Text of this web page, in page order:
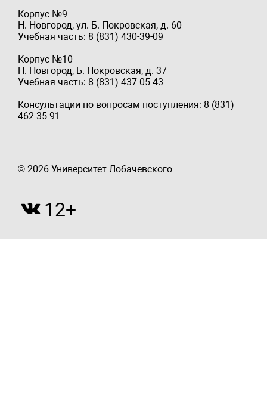
Корпус №9
Н. Новгород, ул. Б. Покровская, д. 60
Учебная часть: 8 (831) 430-39-09
Корпус №10
Н. Новгород, Б. Покровская, д. 37
Учебная часть: 8 (831) 437-05-43
Консультации по вопросам поступления: 8 (831)
462-35-91
© 2026 Университет Лобачевского
12+